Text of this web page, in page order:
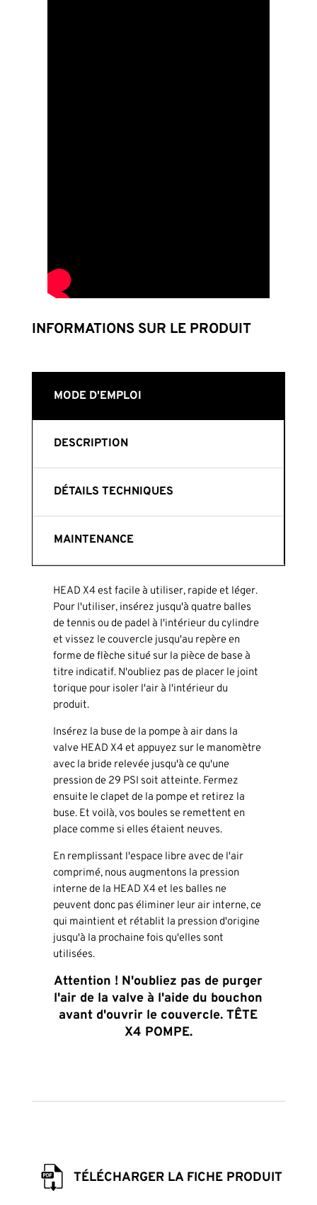
INFORMATIONS SUR LE PRODUIT
MODE D'EMPLOI
DESCRIPTION
DÉTAILS TECHNIQUES
MAINTENANCE
HEAD X4 est facile à utiliser, rapide et léger.
Pour l'utiliser, insérez jusqu'à quatre balles
de tennis ou de padel à l'intérieur du cylindre
et vissez le couvercle jusqu'au repère en
forme de flèche situé sur la pièce de base à
titre indicatif. N'oubliez pas de placer le joint
torique pour isoler l'air à l'intérieur du
produit.
Insérez la buse de la pompe à air dans la
valve HEAD X4 et appuyez sur le manomètre
avec la bride relevée jusqu'à ce qu'une
pression de 29 PSI soit atteinte. Fermez
ensuite le clapet de la pompe et retirez la
buse. Et voilà, vos boules se remettent en
place comme si elles étaient neuves.
En remplissant l'espace libre avec de l'air
comprimé, nous augmentons la pression
interne de la HEAD X4 et les balles ne
peuvent donc pas éliminer leur air interne, ce
qui maintient et rétablit la pression d'origine
jusqu'à la prochaine fois qu'elles sont
utilisées.
Attention ! N'oubliez pas de purger
l'air de la valve à l'aide du bouchon
avant d'ouvrir le couvercle.TÊTE
X4 POMPE.
TÉLÉCHARGER LA FICHE PRODUIT